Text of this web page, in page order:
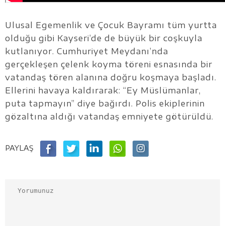
Ulusal Egemenlik ve Çocuk Bayramı tüm yurtta
olduğu gibi Kayseri’de de büyük bir coşkuyla
kutlanıyor. Cumhuriyet Meydanı’nda
gerçekleşen çelenk koyma töreni esnasında bir
vatandaş tören alanına doğru koşmaya başladı.
Ellerini havaya kaldırarak: “Ey Müslümanlar,
puta tapmayın” diye bağırdı. Polis ekiplerinin
gözaltına aldığı vatandaş emniyete götürüldü.
PAYLAŞ